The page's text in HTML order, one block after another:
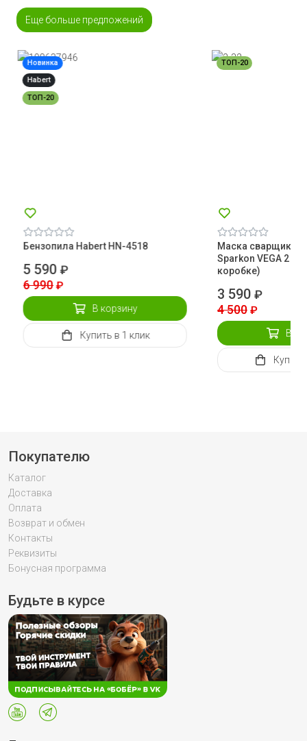
Еще больше предложений
Новинка
Habert
ТОП-20
Бензопила Habert HN-4518
5 590₽
6 990 ₽
В корзину
Купить в 1 клик
ТОП-20
Маска сварщика
Sparkon VEGA 2
коробке)
3 590 ₽
4 500 ₽
В
Купить
Покупателю
Каталог
Доставка
Оплата
Возврат и обмен
Контакты
Реквизиты
Бонусная программа
Будьте в курсе